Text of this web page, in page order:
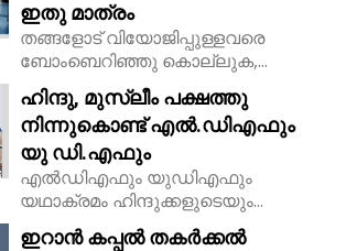
ഇതു മാത്രം
തങ്ങളോട് വിയോജിപ്പുള്ളവരെ
ബോംബെറിഞ്ഞു കൊല്ലുക,...
ഹിന്ദു, മുസ്ലീം പക്ഷത്തു
നിന്നുകൊണ്ട് എൽ.ഡിഎഫും
യു ഡി.എഫും
എൽഡിഎഫും യുഡിഎഫും
യഥാക്രമം ഹിന്ദുക്കളുടെയും...
ഇറാൻ കപ്പൽ തകർക്കൽ